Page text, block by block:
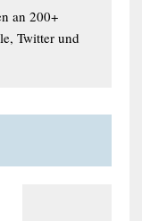
an 200+
Twitter und